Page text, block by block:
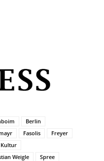
Berlin
Fasolis
Freyer
Kultur
Weigle
Spree